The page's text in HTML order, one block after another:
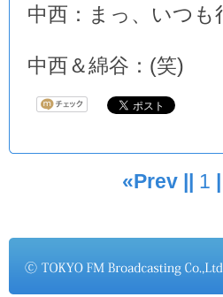
中西：まっ、いつも
中西＆綿谷：(笑)
«Prev || 1 |